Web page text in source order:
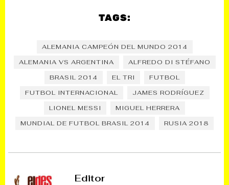
TAGS:
ALEMANIA CAMPEÓN DEL MUNDO 2014
ALEMANIA VS ARGENTINA
ALFREDO DI STÉFANO
BRASIL 2014
EL TRI
FUTBOL
FUTBOL INTERNACIONAL
JAMES RODRÍGUEZ
LIONEL MESSI
MIGUEL HERRERA
MUNDIAL DE FUTBOL BRASIL 2014
RUSIA 2018
Editor